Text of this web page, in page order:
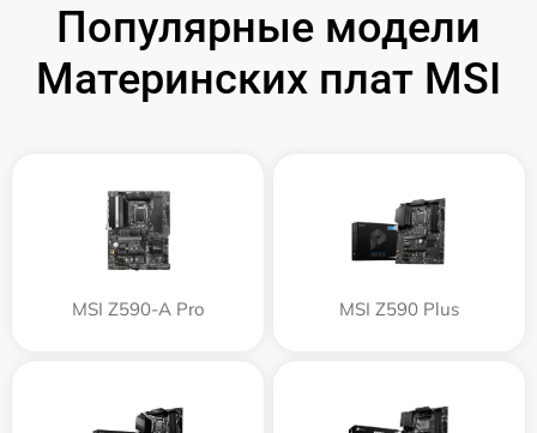
Популярные модели
Материнских плат MSI
MSI Z590-A Pro MSI Z590 Plus